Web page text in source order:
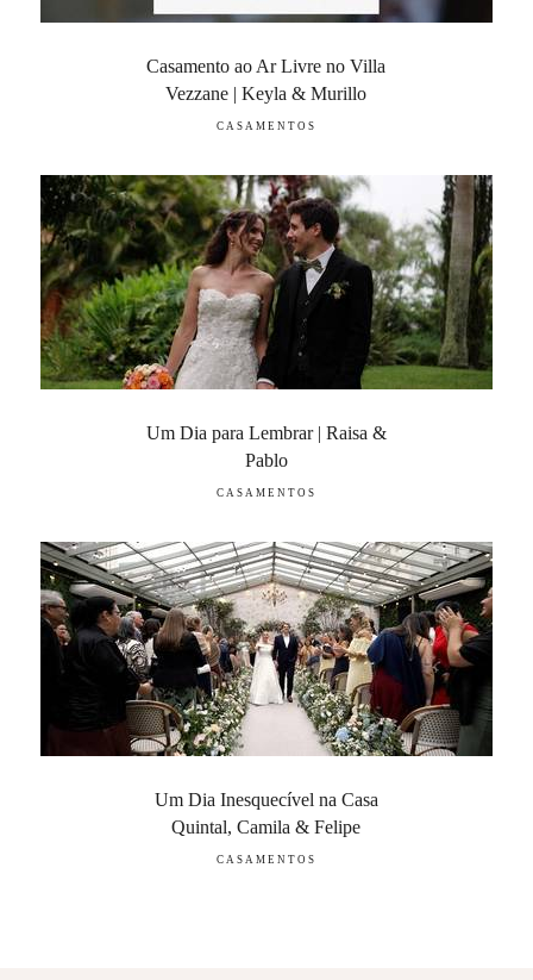
Casamento ao Ar Livre no Villa
Vezzane | Keyla & Murillo
CASAMENTOS
Um Dia para Lembrar | Raisa &
Pablo
CASAMENTOS
Um Dia Inesquecível na Casa
Quintal, Camila & Felipe
CASAMENTOS